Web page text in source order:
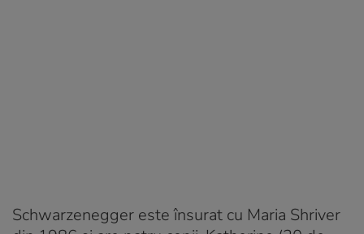
Schwarzenegger este însurat cu Maria Shriver